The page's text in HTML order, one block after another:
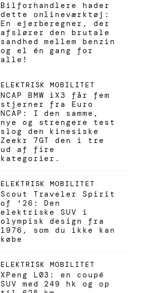
Bilforhandlere hader
dette onlineværktøj:
En ejerberegner, der
afslører den brutale
sandhed mellem benzin
og el én gang for
alle!
ELEKTRISK MOBILITET
NCAP BMW iX3 får fem
stjerner fra Euro
NCAP: I den samme,
nye og strengere test
slog den kinesiske
Zeekr 7GT den i tre
ud af fire
kategorier.
ELEKTRISK MOBILITET
Scout Traveler Spirit
of '26: Den
elektriske SUV i
olympisk design fra
1976, som du ikke kan
købe
ELEKTRISK MOBILITET
XPeng L03: en coupé
SUV med 249 hk og op